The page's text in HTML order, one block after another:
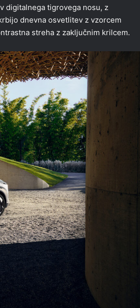
digitalnega tigrovega nosu, z
dnevna osvetlitev z vzorcem
streha z zaključnim krilcem.